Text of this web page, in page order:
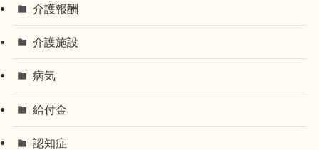
介護報酬
介護施設
病気
給付金
認知症